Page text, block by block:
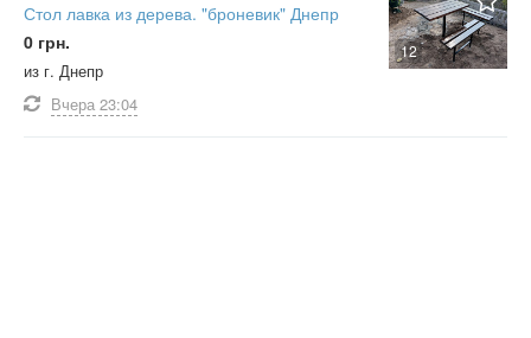
12
Стол лавка из дерева. "броневик" Днепр
0 грн.
из г. Днепр
Вчера 23:04